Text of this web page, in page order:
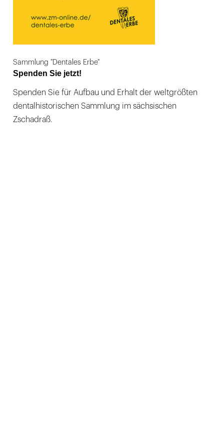
Sammlung "Dentales Erbe"
Spenden Sie jetzt!
Spenden Sie für Aufbau und Erhalt der weltgrößten
dentalhistorischen Sammlung im sächsischen
Zschadraß.